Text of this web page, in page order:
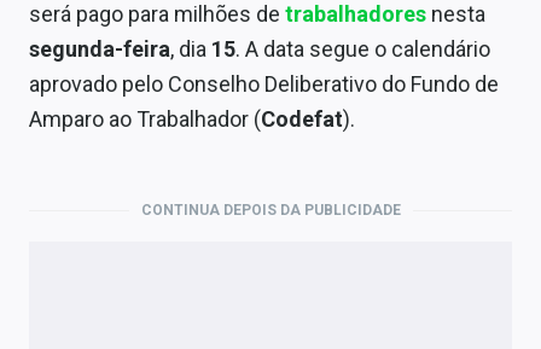
Mercados
Economia
Empresas
será pago para milhões de trabalhadores nesta
segunda-feira, dia 15. A data segue o calendário
aprovado pelo Conselho Deliberativo do Fundo de
Amparo ao Trabalhador (Codefat).
CONTINUA DEPOIS DA PUBLICIDADE